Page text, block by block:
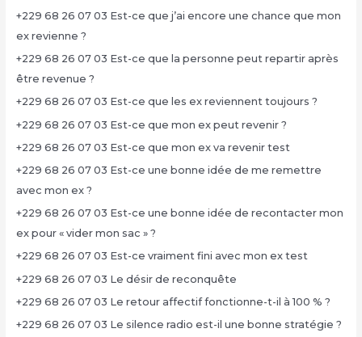
+229 68 26 07 03 Est-ce que j’ai encore une chance que mon
ex revienne ?
+229 68 26 07 03 Est-ce que la personne peut repartir après
être revenue ?
+229 68 26 07 03 Est-ce que les ex reviennent toujours ?
+229 68 26 07 03 Est-ce que mon ex peut revenir ?
+229 68 26 07 03 Est-ce que mon ex va revenir test
+229 68 26 07 03 Est-ce une bonne idée de me remettre
avec mon ex ?
+229 68 26 07 03 Est-ce une bonne idée de recontacter mon
ex pour « vider mon sac » ?
+229 68 26 07 03 Est-ce vraiment fini avec mon ex test
+229 68 26 07 03 Le désir de reconquête
+229 68 26 07 03 Le retour affectif fonctionne-t-il à 100 % ?
+229 68 26 07 03 Le silence radio est-il une bonne stratégie ?